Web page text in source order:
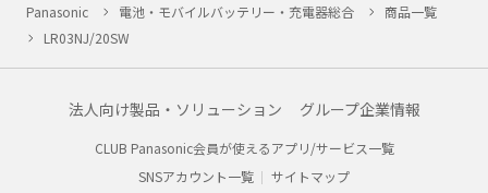
Panasonic 電池・モバイルバッテリー・充電器総合
商品一覧
LR03NJ/20SW
法人向け製品・ソリューション グループ企業情報
CLUB Panasonic会員が使えるアプリ/サービス一覧
SNSアカウント一覧
サイトマップ